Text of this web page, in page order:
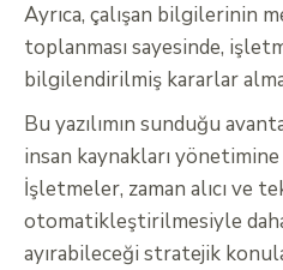
Ayrıca, çalışan bilgilerinin
toplanması sayesinde,
bilgilendirilmiş kararlar
Bu yazılımın sunduğu
insan kaynakları yönetimine
İşletmeler, zaman alıcı ve
otomatikleştirilmesiyle
ayırabileceği stratejik